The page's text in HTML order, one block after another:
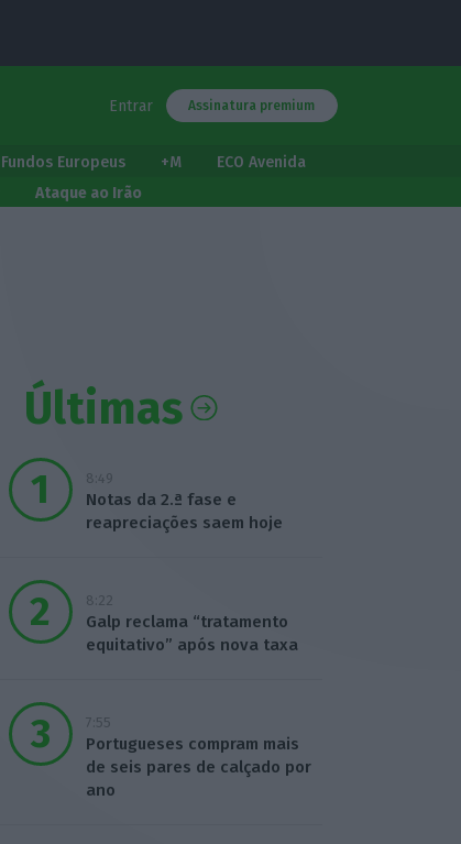
Entrar Assinatura premium
Fundos Europeus +M
ECO Avenida
Ataque ao Irão
Últimas
8:49
Notas da 2.ª fase e
reapreciações saem hoje
8:22
Galp reclama “tratamento
equitativo” após nova taxa
7:55
Portugueses compram mais
de seis pares de calçado por
ano